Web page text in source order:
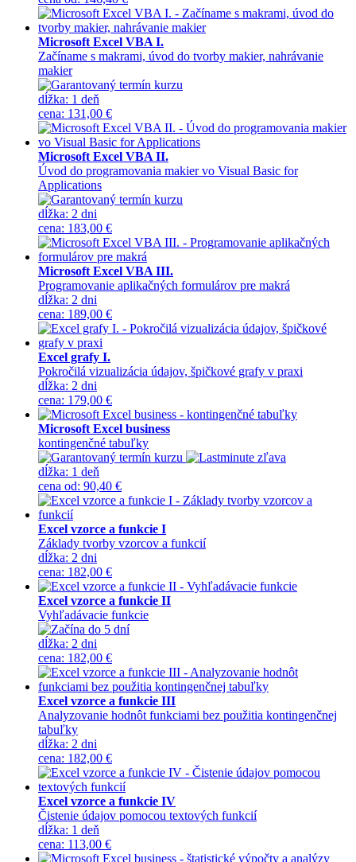
Microsoft Excel VBA I.
Začíname s makrami, úvod do tvorby makier, nahrávanie
makier
dĺžka: 1 deň
cena: 131,00 €
Microsoft Excel VBA II.
Úvod do programovania makier vo Visual Basic for
Applications
dĺžka: 2 dni
cena: 183,00 €
Microsoft Excel VBA III.
Programovanie aplikačných formulárov pre makrá
dĺžka: 2 dni
cena: 189,00 €
Excel grafy I.
Pokročilá vizualizácia údajov, špičkové grafy v praxi
dĺžka: 2 dni
cena: 179,00 €
Microsoft Excel business
kontingenčné tabuľky
dĺžka: 1 deň
cena od: 90,40 €
Excel vzorce a funkcie I
Základy tvorby vzorcov a funkcií
dĺžka: 2 dni
cena: 182,00 €
Excel vzorce a funkcie II
Vyhľadávacie funkcie
dĺžka: 2 dni
cena: 182,00 €
Excel vzorce a funkcie III
Analyzovanie hodnôt funkciami bez použitia kontingenčnej
tabuľky
dĺžka: 2 dni
cena: 182,00 €
Excel vzorce a funkcie IV
Čistenie údajov pomocou textových funkcií
dĺžka: 1 deň
cena: 113,00 €